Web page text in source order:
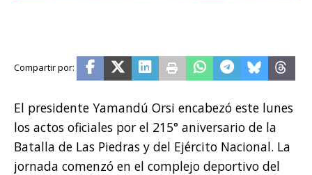
El presidente Yamandú Orsi encabezó este lunes
los actos oficiales por el 215° aniversario de la
Batalla de Las Piedras y del Ejército Nacional. La
jornada comenzó en el complejo deportivo del